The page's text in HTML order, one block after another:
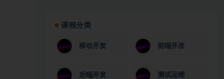
课程分类
移动开发 前端开发
后端开发 测试运维